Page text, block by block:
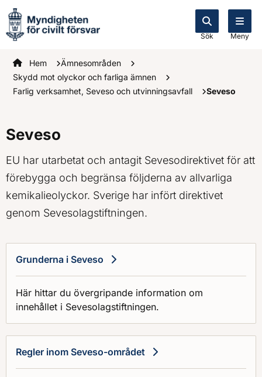
Sök Meny
Startsidan
Hem
Ämnesområden
Skydd mot olyckor och farliga ämnen
Farlig verksamhet, Seveso och utvinningsavfall
Seveso
Seveso
EU har utarbetat och antagit Sevesodirektivet för att
förebygga och begränsa följderna av allvarliga
kemikalieolyckor. Sverige har infört direktivet
genom Sevesolagstiftningen.
Grunderna i Seveso
Här hittar du övergripande information om
innehållet i Sevesolagstiftningen.
Regler inom Seveso-området